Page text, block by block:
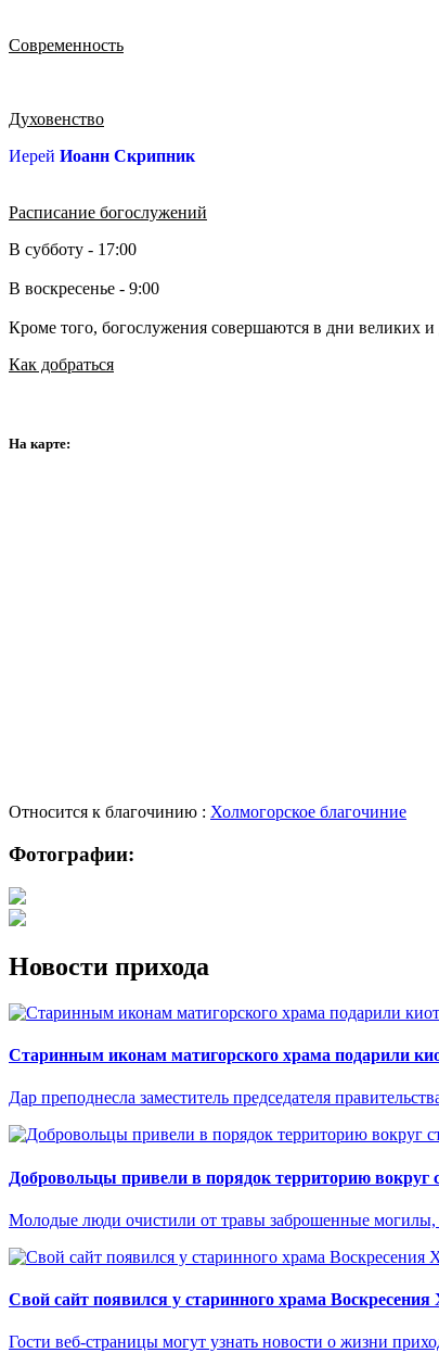
Современность
Духовенство
Иерей Иоанн Скрипник
Расписание богослужений
В субботу - 17:00
В воскресенье - 9:00
Кроме того, богослужения совершаются в дни великих и
Как добраться
На карте:
Относится к благочинию : Холмогорское благочиние
Фотографии:
Новости прихода
Старинным иконам матигорского храма подарили
Дар преподнесла заместитель председателя
Добровольцы привели в порядок территорию вокруг
Молодые люди очистили от травы заброшенные могилы,
Свой сайт появился у старинного храма
Гости веб-страницы могут узнать новости о жизни